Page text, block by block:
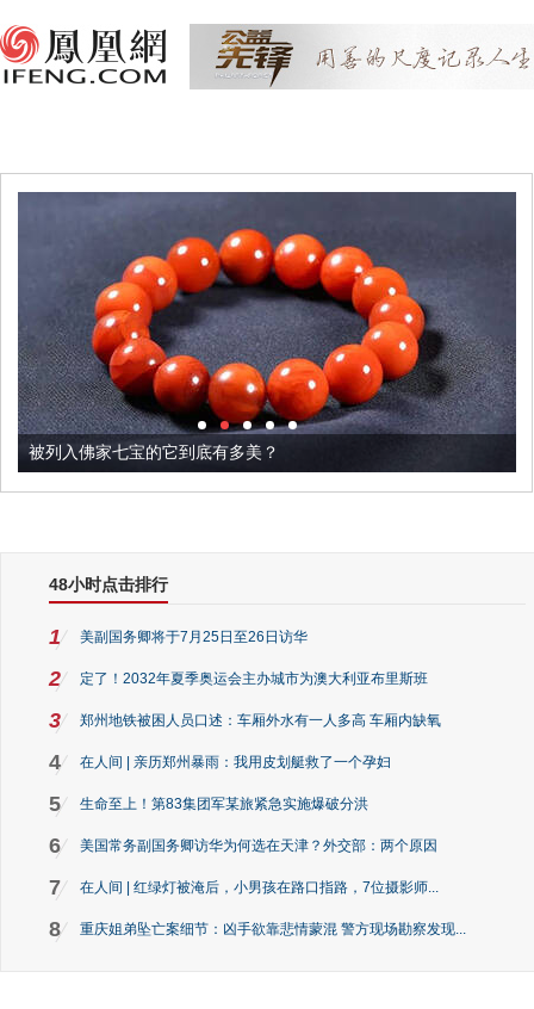
被列入佛家七宝的它到底有多美？
48小时点击排行
1 美副国务卿将于7月25日至26日访华
2 定了！2032年夏季奥运会主办城市为澳大利亚布里斯班
3 郑州地铁被困人员口述：车厢外水有一人多高 车厢内缺氧
4 在人间 | 亲历郑州暴雨：我用皮划艇救了一个孕妇
5 生命至上！第83集团军某旅紧急实施爆破分洪
6 美国常务副国务卿访华为何选在天津？外交部：两个原因
7 在人间 | 红绿灯被淹后，小男孩在路口指路，7位摄影师...
8 重庆姐弟坠亡案细节：凶手欲靠悲情蒙混 警方现场勘察发现...